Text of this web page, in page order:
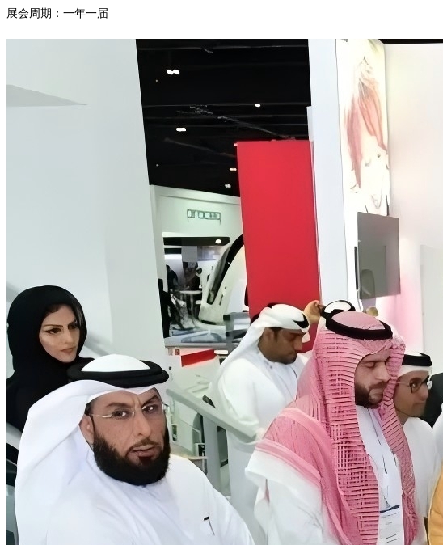
展会周期：一年一届